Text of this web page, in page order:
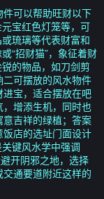
可以帮助旺财以下
宝红色灯笼等，可
琉璃等代表财富和
“招财猫”，象征着财
的物品，如刀剑剪
可摆放的风水物件
宝，适合摆放在吧
增添生机，同时也
吉祥的绿植；答案
店的选址门面设计
键风水学中强调
开阴邪之地，选择
通要道附近这样的